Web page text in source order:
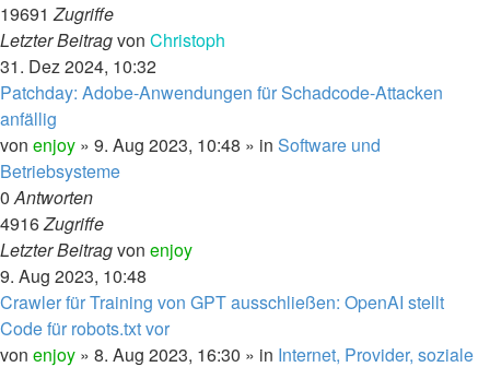
19691Zugriffe
Letzter Beitragvon Christoph
31. Dez 2024, 10:32
Patchday: Adobe-Anwendungen für Schadcode-Attacken
anfällig
von enjoy » 9. Aug 2023, 10:48 » in Software und
Betriebsysteme
0Antworten
4916Zugriffe
Letzter Beitragvon enjoy
9. Aug 2023, 10:48
Crawler für Training von GPT ausschließen: OpenAI stellt
Code für robots.txt vor
von enjoy » 8. Aug 2023, 16:30 » in Internet, Provider, soziale